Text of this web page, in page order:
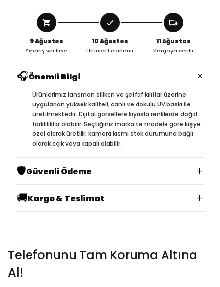
9 Ağustos
Sipariş verilirse
10 Ağustos
Ürünler hazırlanır
11 Ağustos
Kargoya verilir
🎧Önemli Bilgi ×
Ürünlerimiz lansman silikon ve şeffaf kılıflar üzerine
uygulanan yüksek kaliteli, canlı ve dokulu UV baskı ile
üretilmektedir. Dijital görsellere kıyasla renklerde doğal
farklılıklar olabilir. Seçtiğiniz marka ve modele göre kişiye
özel olarak üretilir; kamera kısmı stok durumuna bağlı
olarak açık veya kapalı olabilir.
🛡️Güvenli Ödeme
+
🚚Kargo & Teslimat +
Telefonunu Tam Koruma Altına
Al!